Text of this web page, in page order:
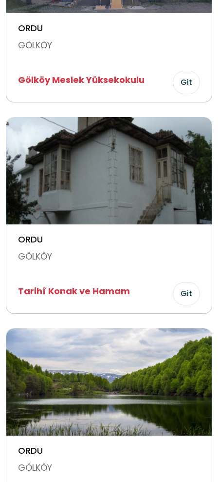
ORDU
GÖLKÖY
Gölköy Meslek Yüksekokulu Git
ORDU
GÖLKÖY
Tarihî Konak ve Hamam Git
ORDU
GÖLKÖY